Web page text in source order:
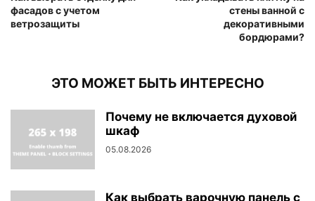
фасадов с учетом
ветрозащиты
стены ванной с
декоративными
бордюрами?
ЭТО МОЖЕТ БЫТЬ ИНТЕРЕСНО
Почему не включается духовой
шкаф
05.08.2026
Как выбрать варочную панель с